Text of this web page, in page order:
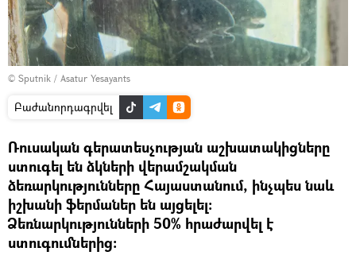
© Sputnik / Asatur Yesayants
Բաժանորդագրվել
Ռուսական գերատեսչության աշխատակիցները
ստուգել են ձկների վերամշակման
ձեռարկությունները Հայաստանում, ինչպես նաև
իշխանի ֆերմաներ են այցելել։
Ձեռնարկությունների 50% հրաժարվել է
ստուգումներից։